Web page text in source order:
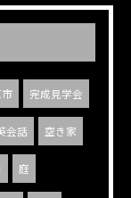
完成見学会
会話 空き家
庭